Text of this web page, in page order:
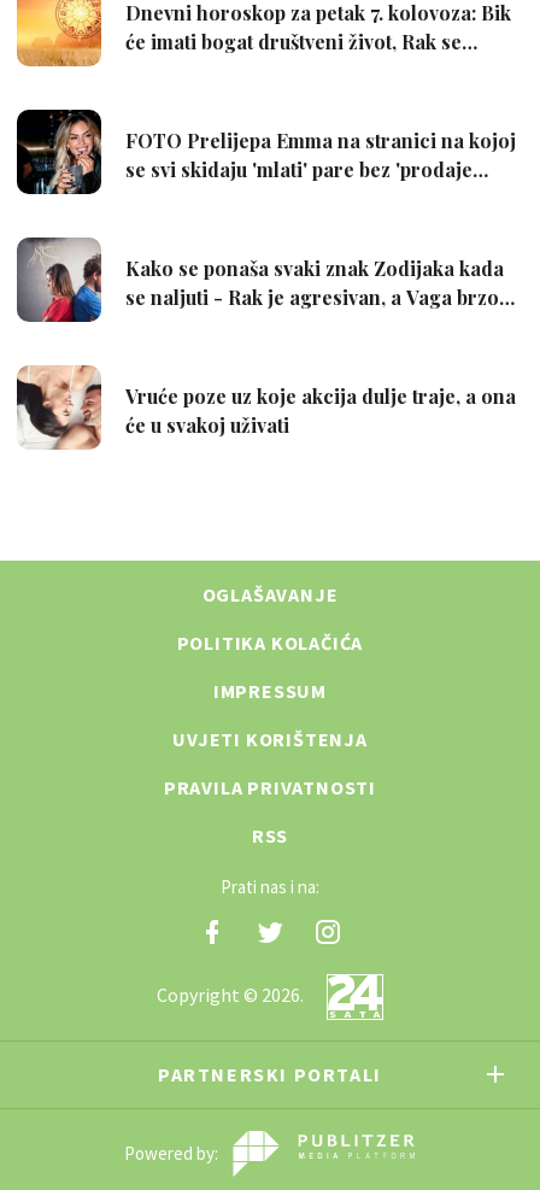
OGLAŠAVANJE
POLITIKA KOLAČIĆA
IMPRESSUM
UVJETI KORIŠTENJA
PRAVILA PRIVATNOSTI
RSS
Prati nas i na:
Copyright © 2026.
PARTNERSKI PORTALI
Powered by: